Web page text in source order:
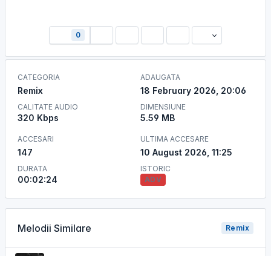
0
CATEGORIA
Remix
CALITATE AUDIO
320 Kbps
ADAUGATA
18 February 2026, 20:06
DIMENSIUNE
5.59 MB
ACCESARI
147
DURATA
00:02:24
ULTIMA ACCESARE
10 August 2026, 11:25
ISTORIC
ADV
Melodii Similare Remix